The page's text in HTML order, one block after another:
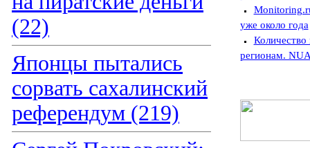
(22)
Японцы пытались
сорвать сахалинский
референдум (219)
уже около года
регионам.